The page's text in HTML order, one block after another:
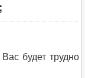
будет трудно